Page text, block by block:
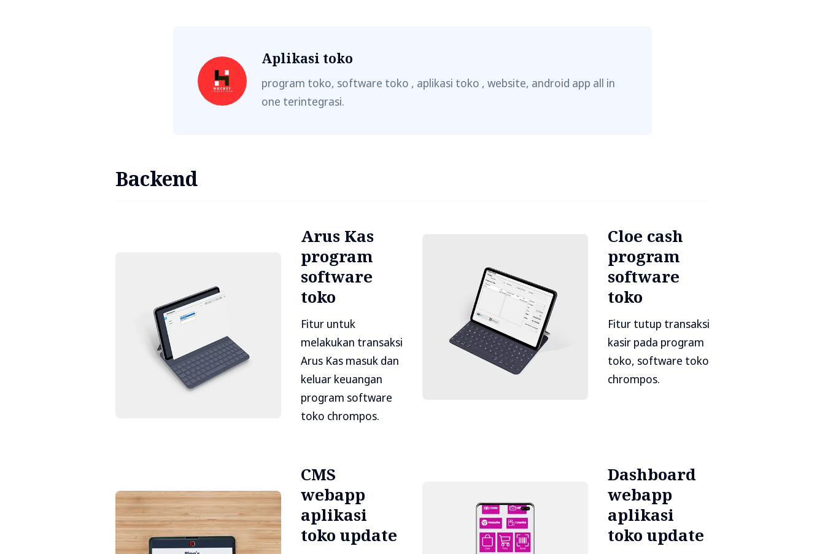
Aplikasi toko
program toko, software toko , aplikasi toko , website, android app all in
one terintegrasi.
Backend
Arus Kas
program
software
toko
Fitur untuk
melakukan transaksi
Arus Kas masuk dan
keluar keuangan
program software
toko chrompos.
Cloe cash
program
software
toko
Fitur tutup transaksi
kasir pada program
toko, software toko
chrompos.
CMS
webapp
aplikasi
toko update
Dashboard
webapp
aplikasi
toko update